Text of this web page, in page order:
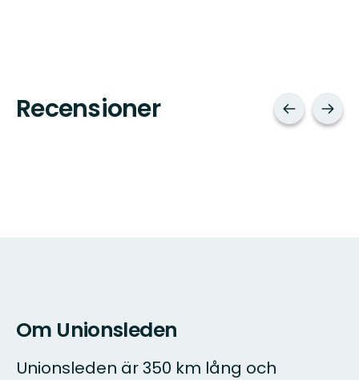
Recensioner
Om Unionsleden
Unionsleden är 350 km lång och